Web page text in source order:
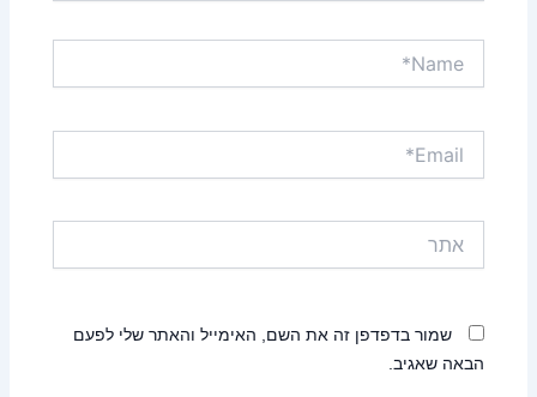
שמור בדפדפן זה את השם, האימייל והאתר שלי לפעם
הבאה שאגיב.